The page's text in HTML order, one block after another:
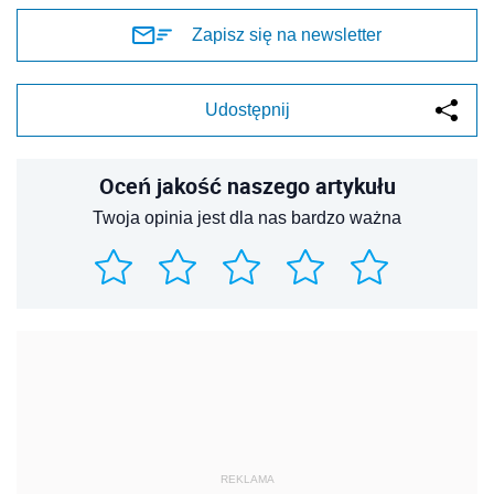
Zapisz się na newsletter
Udostępnij
Oceń jakość naszego artykułu
Twoja opinia jest dla nas bardzo ważna
REKLAMA